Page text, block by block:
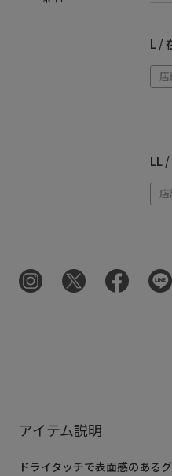
L /
LL
アイテム説明
ドライタッチで表面感のある